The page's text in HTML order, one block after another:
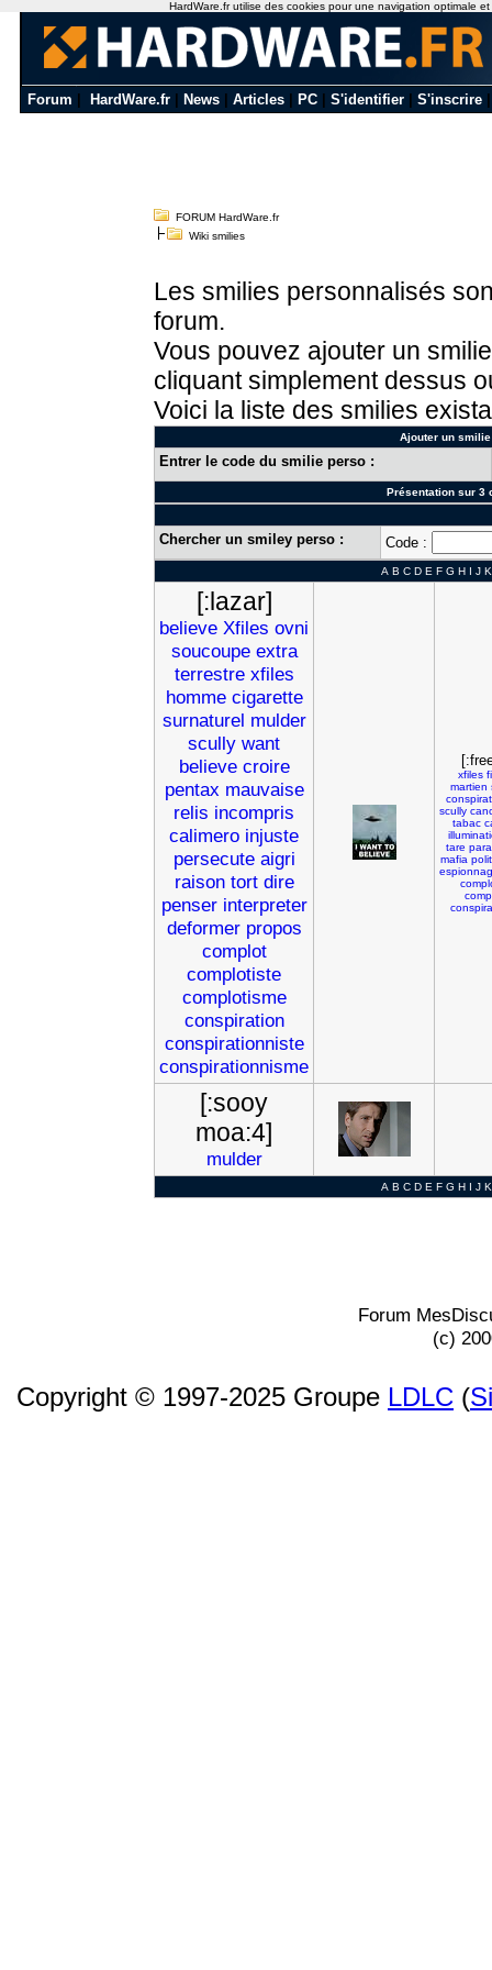
Forum HardWare.fr News Articles PC S'identifier S'inscrire
FORUM HardWare.fr
Wiki smilies
Les smilies personnalisés
forum.
Vous pouvez ajouter un
cliquant simplement dessus
Voici la liste des smilies
Ajouter un
Entrer le code du smilie perso :
Présentation sur 3
Chercher un smiley perso : Code :
A B C D E F G H I J K
[:lazar]
believe Xfiles ovni
soucoupe extra
terrestre xfiles
homme cigarette
surnaturel mulder
scully want
believe croire
pentax mauvaise
relis incompris
calimero injuste
persecute aigri
raison tort dire
penser interpreter
deformer propos
complot
complotiste
complotisme
conspiration
conspirationniste
conspirationnisme
xfiles
martien
scully
tabac
tare
mafia
[:sooy
moa:4]
mulder
A B C D E F G H I J K
Forum
(c)
Copyright © 1997-2025 Groupe LDLC (
HardWare.fr utilise des cookies pour une navigation optimale